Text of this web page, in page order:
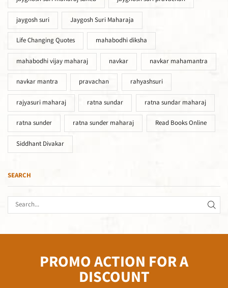
jaygosh suri Jaygosh Suri Maharaja
Life Changing Quotes mahabodhi diksha
mahabodhi vijay maharaj navkar navkar mahamantra
navkar mantra pravachan rahyashsuri
rajyasuri maharaj ratna sundar ratna sundar maharaj
ratna sunder ratna sunder maharaj Read Books Online
Siddhant Divakar
SEARCH
PROMO ACTION FOR A
DISCOUNT